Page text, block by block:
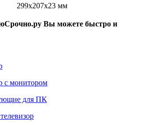
299x207x23 мм
Вы можете быстро и
с монитором
для ПК